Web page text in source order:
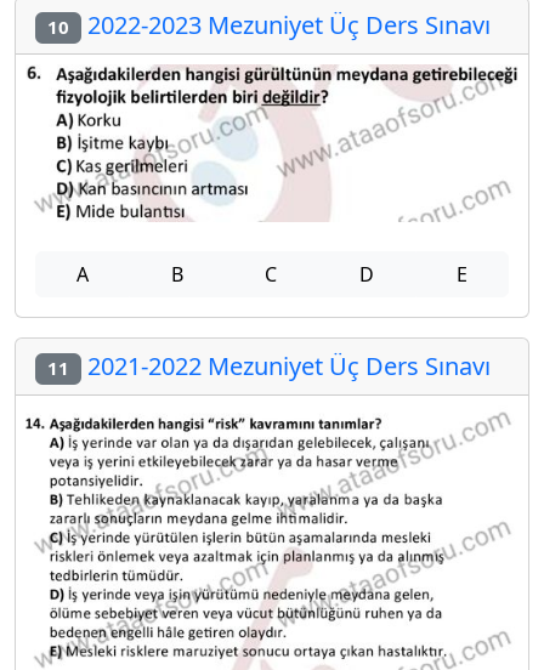
10 2022-2023 Mezuniyet Üç Ders Sınavı
A B C D E
11 2021-2022 Mezuniyet Üç Ders Sınavı